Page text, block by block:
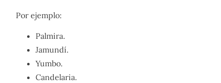
Por ejemplo:
Palmira.
Jamundí.
Yumbo.
Candelaria.